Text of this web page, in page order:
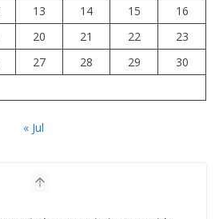
13 14 15
16
20 21 22
23
27 28 29
30
« Jul